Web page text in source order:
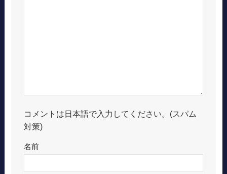
コメントは日本語で入力してください。(スパム
対策)
名前